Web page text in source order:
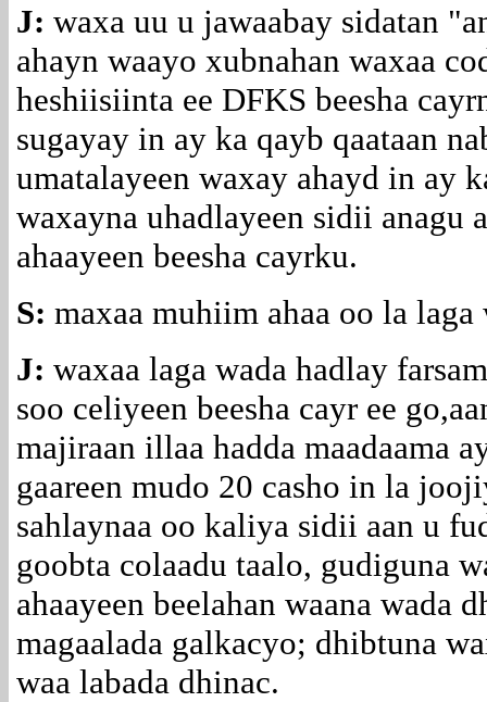
J: waxa uu u jawaabay sidatan
ahayn waayo xubnahan waxaa
heshiisiinta ee DFKS beesha
sugayay in ay ka qayb qaataan
umatalayeen waxay ahayd in ay
waxayna uhadlayeen sidii anagu
ahaayeen beesha cayrku.
S: maxaa muhiim ahaa oo la laga
J: waxaa laga wada hadlay
soo celiyeen beesha cayr ee
majiraan illaa hadda maadaama
gaareen mudo 20 casho in la
sahlaynaa oo kaliya sidii aan u
goobta colaadu taalo, gudiguna
ahaayeen beelahan waana
magaalada galkacyo; dhibtuna
waa labada dhinac.